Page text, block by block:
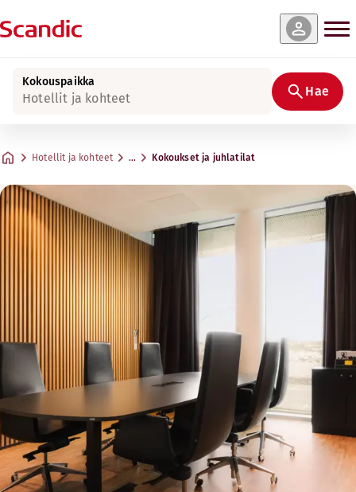
Kokouspaikka
Hotellit ja kohteet Hae
Hotellit ja kohteet … Kokoukset ja juhlatilat